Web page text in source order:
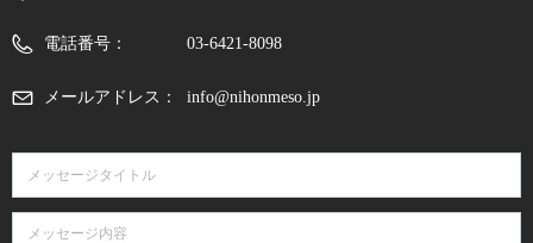
電話番号： 03-6421-8098
メールアドレス： info@nihonmeso.jp